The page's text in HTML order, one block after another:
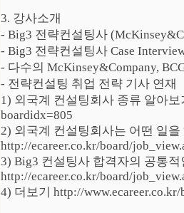
3. 강사소개
- Big3 전략컨설팅사
- Big3 전략컨설팅사 Case
- 다수의 McKinsey&Company,
- 전략컨설팅 취업 전략 기사 연재
1) 외국계 컨설팅회사 종류 알아보
boardidx=805
2) 외국계 컨설팅회사는 어떤 일을
http://ecareer.co.kr/board/
3) Big3 컨설팅사 합격자의 공통적
http://ecareer.co.kr/board/
4) 더보기 http://www.ecareer.co.kr/